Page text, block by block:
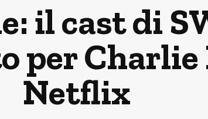
il cast di
per Charlie
Netflix